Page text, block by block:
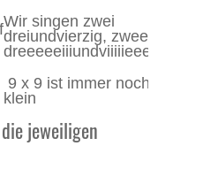
Wir singen zwei
dreiundvierzig, zweeeeiiiiii
dreeeeeiiiundviiiiieeeeerzig
9 x 9 ist immer noch zu
klein
jeweiligen